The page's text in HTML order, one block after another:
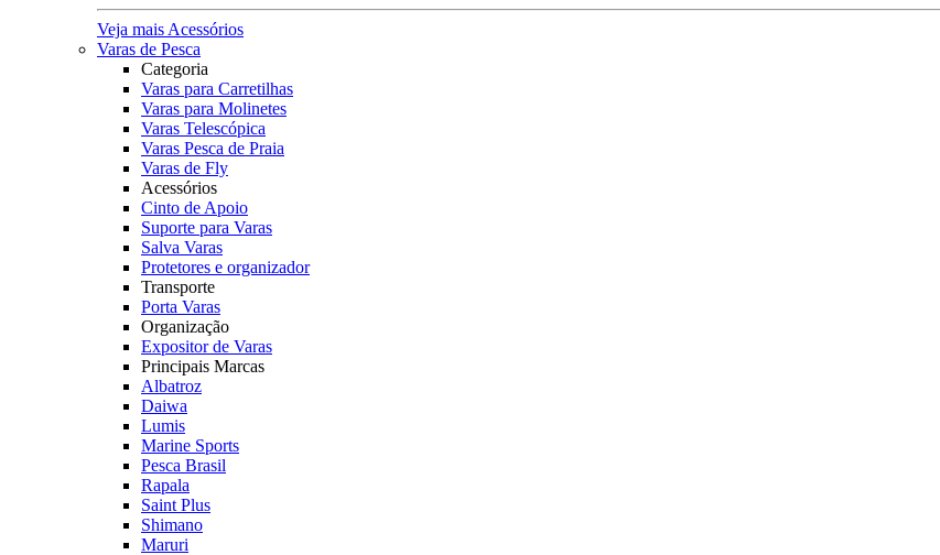
Veja mais Acessórios
Varas de Pesca
Categoria
Varas para Carretilhas
Varas para Molinetes
Varas Telescópica
Varas Pesca de Praia
Varas de Fly
Acessórios
Cinto de Apoio
Suporte para Varas
Salva Varas
Protetores e organizador
Transporte
Porta Varas
Organização
Expositor de Varas
Principais Marcas
Albatroz
Daiwa
Lumis
Marine Sports
Pesca Brasil
Rapala
Saint Plus
Shimano
Maruri